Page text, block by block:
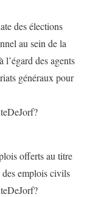
des élections
au sein de la
des agents
généraux pour
offerts au titre
des emplois civils